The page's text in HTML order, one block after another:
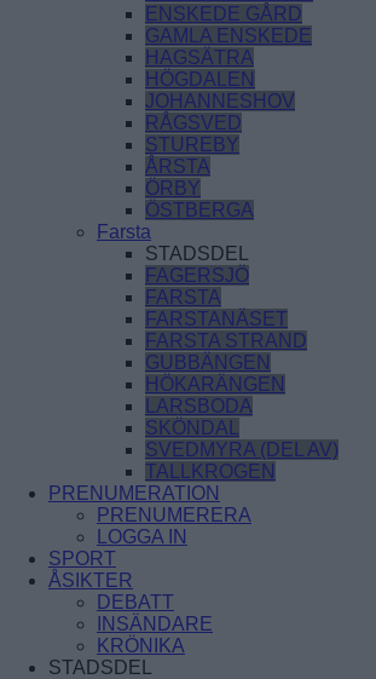
ENSKEDE GÅRD
GAMLA ENSKEDE
HAGSÄTRA
HÖGDALEN
JOHANNESHOV
RÅGSVED
STUREBY
ÅRSTA
ÖRBY
ÖSTBERGA
Farsta
STADSDEL
FAGERSJÖ
FARSTA
FARSTANÄSET
FARSTA STRAND
GUBBÄNGEN
HÖKARÄNGEN
LARSBODA
SKÖNDAL
SVEDMYRA (DEL AV)
TALLKROGEN
PRENUMERATION
PRENUMERERA
LOGGA IN
SPORT
ÅSIKTER
DEBATT
INSÄNDARE
KRÖNIKA
STADSDEL